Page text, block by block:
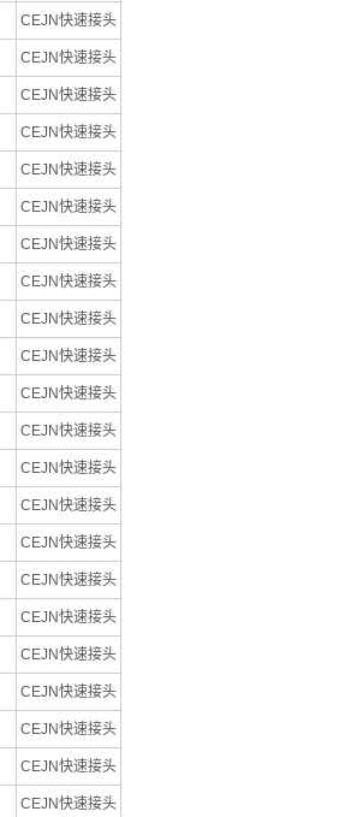
CEJN快速接头
CEJN快速接头
CEJN快速接头
CEJN快速接头
CEJN快速接头
CEJN快速接头
CEJN快速接头
CEJN快速接头
CEJN快速接头
CEJN快速接头
CEJN快速接头
CEJN快速接头
CEJN快速接头
CEJN快速接头
CEJN快速接头
CEJN快速接头
CEJN快速接头
CEJN快速接头
CEJN快速接头
CEJN快速接头
CEJN快速接头
CEJN快速接头